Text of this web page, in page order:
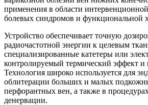
применения в области
болевых синдромов и функциональной
Устройство обеспечивает точную
радиочастотной энергии к целевым
специализированные катетеры или
контролируемый термический эффект и
Технология широко используется для
облитерации больших и малых
перфорантных вен, а также в
денервации.